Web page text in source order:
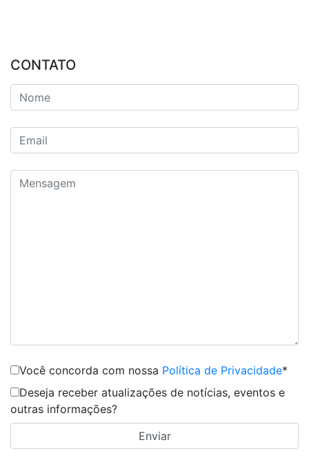
CONTATO
Você concorda com nossa Política de Privacidade*
Deseja receber atualizações de notícias, eventos e
outras informações?